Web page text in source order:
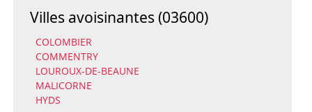
Villes avoisinantes (03600)
COLOMBIER
COMMENTRY
LOUROUX-DE-BEAUNE
MALICORNE
HYDS